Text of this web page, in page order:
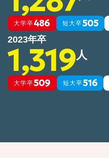
大学卒486 短大卒505
2023年卒
1,319 人
大学卒509 短大卒516